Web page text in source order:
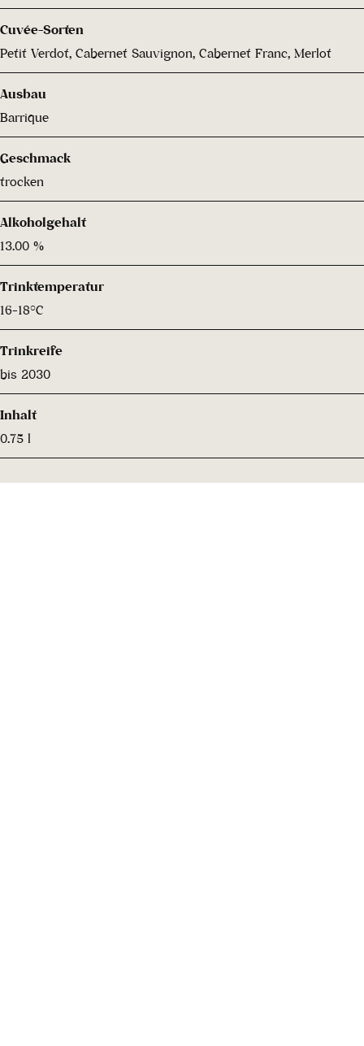
Cuvée-Sorten
Petit Verdot, Cabernet Sauvignon, Cabernet Franc, Merlot
Ausbau
Barrique
Geschmack
trocken
Alkoholgehalt
13.00 %
Trinktemperatur
16-18°C
Trinkreife
bis 2030
Inhalt
0.75 l